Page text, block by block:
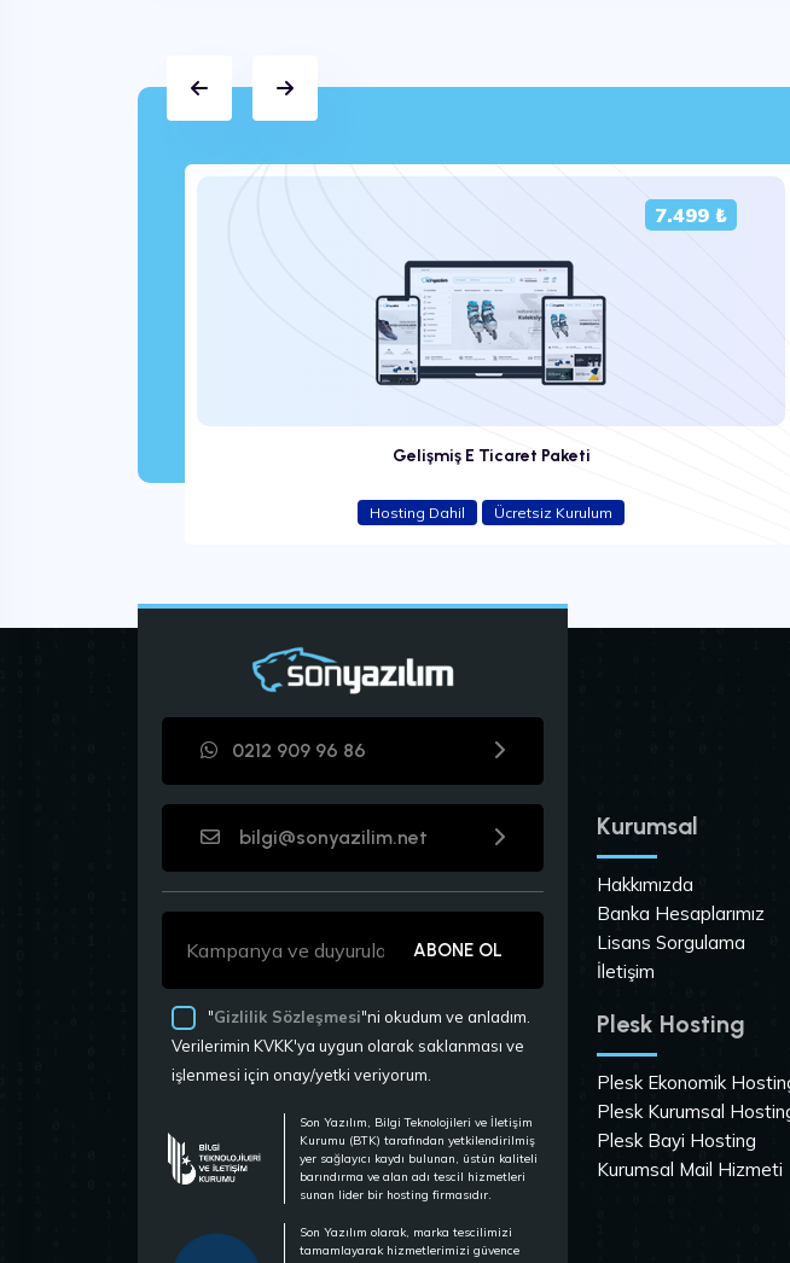
7.499 ₺
Gelişmiş E Ticaret Paketi
Hosting Dahil Ücretsiz Kurulum
0212 909 96 86
bilgi@sonyazilim.net
ABONE OL
"Gizlilik Sözleşmesi"ni okudum ve anladım.
Verilerimin KVKK'ya uygun olarak saklanması ve
işlenmesi için onay/yetki veriyorum.
Son Yazılım, Bilgi Teknolojileri ve İletişim
Kurumu (BTK) tarafından yetkilendirilmiş
yer sağlayıcı kaydı bulunan, üstün kaliteli
barındırma ve alan adı tescil hizmetleri
sunan lider bir hosting firmasıdır.
Son Yazılım olarak, marka tescilimizi
tamamlayarak hizmetlerimizi güvence
Kurumsal
Hakkımızda
Banka Hesaplarımız
Lisans Sorgulama
İletişim
Plesk Hosting
Plesk Ekonomik
Plesk Kurumsal
Plesk Bayi Hosting
Kurumsal Mail Hizmeti